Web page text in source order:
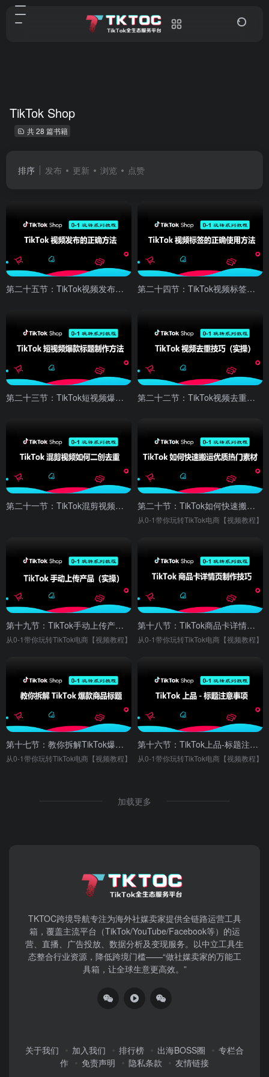
TikTok Shop
共 28 篇书籍
排序 发布 更新 浏览 点赞
第二十五节：TikTok视频发布的正确方法 第二十四节：TikTok视频标签的正确使用方法
第二十三节：TikTok短视频爆款标题制作方法 第二十二节：TikTok视频去重技巧（实操）
第二十一节：TikTok混剪视频如何二创去重 第二十节：TikTok如何快速搬运优质热门素材
从0-1带你玩转TikTok电商【视频教程】
第十九节：TikTok手动上传产品（实操）
从0-1带你玩转TikTok电商【视频教程】
第十八节：TikTok商品卡详情页制作技巧
从0-1带你玩转TikTok电商【视频教程】
第十七节：教你拆解TikTok爆款商品标题
从0-1带你玩转TikTok电商【视频教程】
第十六节：TikTok上品-标题注意事项
从0-1带你玩转TikTok电商【视频教程】
加载更多
TKTOC跨境导航​专注为海外社媒卖家提供全链路运营工具
箱，覆盖主流平台（TikTok/YouTube/Facebook等）​的运
营、直播、广告投放、数据分析及变现服务。以中立工具生
态整合行业资源，降低跨境门槛——“做社媒卖家的万能工
具箱，让全球生意更高效。”
关于我们 加入我们 排行榜 出海BOSS圈
专栏合
作
免责声明 隐私条款 友情链接